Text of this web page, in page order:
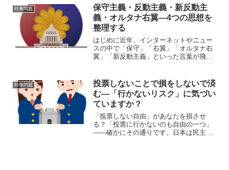
３つです。①「国の財源は税金だけでは
ない」②「消費税は社会保障...
時事問題
保守主義・反動主義・新反動主
義・オルタナ右翼―4つの思想を
整理する
はじめに近年、インターネットやニュー
スの中で「保守」「右翼」「オルタナ右
翼」「新反動主義」といった言葉が飛び
れています。果たして「保守」と「反
動」は同じものなのか？「新...
時事問題
投票しないことで損をしないで済
む—「行かないリスク」に気づい
ていますか？
「投票しない自由」があなたを損させ
る？「投票に行かないのも自由の一つ」
——確かにその通りです。日本は民主主